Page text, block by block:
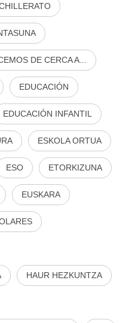
DE CERCA A...
EDUCACIÓN
EDUCACIÓN INFANTIL
ESKOLA ORTUA
ESO ETORKIZUNA
EUSKARA
HAUR HEZKUNTZA